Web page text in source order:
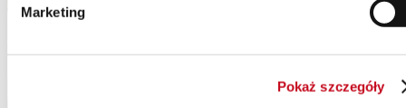
Marketing
Pokaż szczegóły